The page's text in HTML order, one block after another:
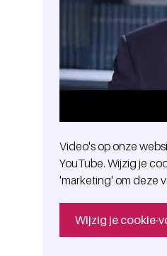
Video's op onze
YouTube. Wijzig je
'marketing' om deze
Wijzig je cookie-